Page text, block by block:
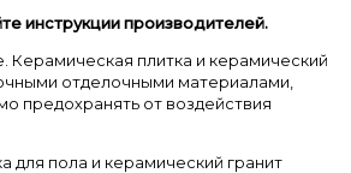
инструкции производителей.
Керамическая плитка и керамический
отделочными материалами,
предохранять от воздействия
для пола и керамический гранит